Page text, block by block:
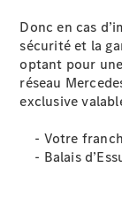
Donc en cas
sécurité et la
optant pour
réseau
exclusive
- Votre
- Balais